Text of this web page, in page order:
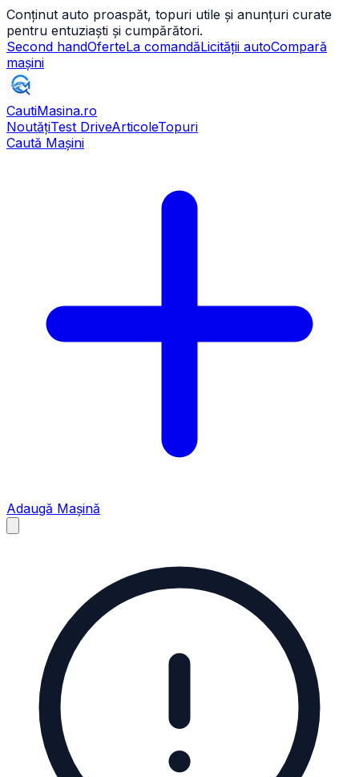
Conținut auto proaspăt, topuri utile și anunțuri curate
pentru entuziaști și cumpărători.
Second handOferteLa comandăLicității autoCompară
mașini
CautiMasina.ro
NoutățiTest DriveArticoleTopuri
Caută Mașini
Adaugă Mașină